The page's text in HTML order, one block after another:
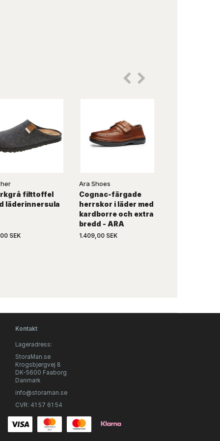
filttoffel
läderinnersula
SEK
Ara Shoes
Cognac-färgade
herrskor i läder med
kardborre och extra
bredd - ARA
1.409,00 SEK
Kontakt
Lageradress:
StoraMan.se
Krogsbjergvej 8
DK-5600 Faaborg
Danmark
info@storaman.se
CVR: 41 57 61 54